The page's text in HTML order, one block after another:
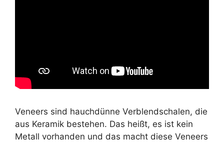
Veneers sind hauchdünne Verblendschalen, die
aus Keramik bestehen. Das heißt, es ist kein
Metall vorhanden und das macht diese Veneers